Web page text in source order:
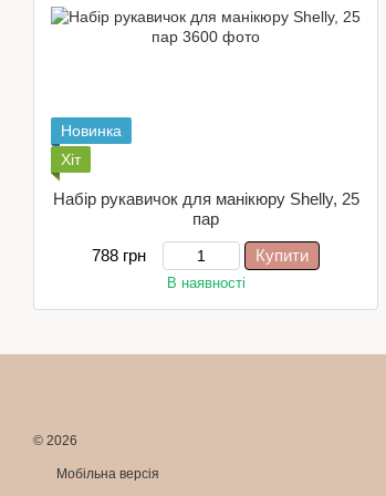
Новинка
Хіт
Набір рукавичок для манікюру Shelly, 25
пар
788 грн
Купити
В наявності
© 2026
Мобільна версія